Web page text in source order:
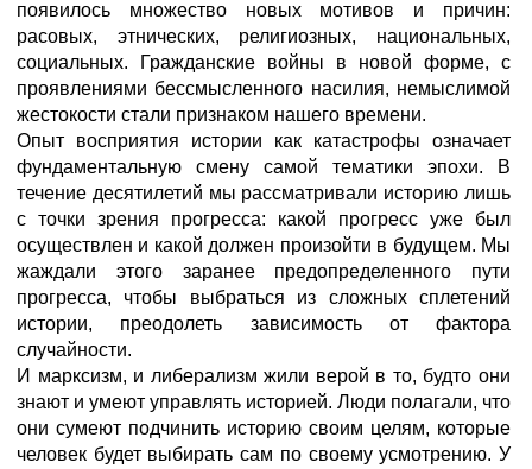
появилось множество новых мотивов и причин:
расовых, этнических, религиозных, национальных,
социальных. Гражданские войны в новой форме, с
проявлениями бессмысленного насилия, немыслимой
жестокости стали признаком нашего времени.
Опыт восприятия истории как катастрофы означает
фундаментальную смену самой тематики эпохи. В
течение десятилетий мы рассматривали историю лишь
с точки зрения прогресса: какой прогресс уже был
осуществлен и какой должен произойти в будущем. Мы
жаждали этого заранее предопределенного пути
прогресса, чтобы выбраться из сложных сплетений
истории, преодолеть зависимость от фактора
случайности.
И марксизм, и либерализм жили верой в то, будто они
знают и умеют управлять историей. Люди полагали, что
они сумеют подчинить историю своим целям, которые
человек будет выбирать сам по своему усмотрению. У